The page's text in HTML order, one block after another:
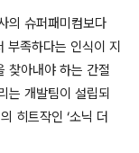
의 슈퍼패미컴보다
부족하다는 인식이 지
찾아내야 하는 간절
는 개발팀이 설립되
히트작인 ‘소닉 더